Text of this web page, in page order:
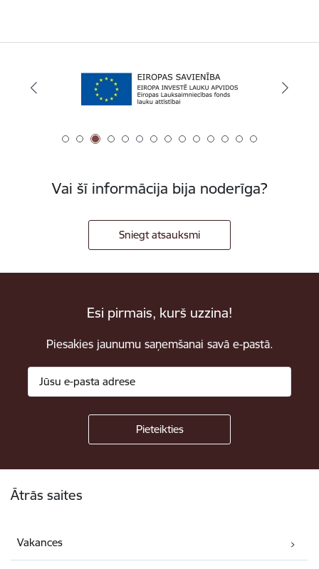
Vai šī informācija bija noderīga?
Sniegt atsauksmi
Esi pirmais, kurš uzzina!
Piesakies jaunumu saņemšanai savā e-pastā.
Ātrās saites
Vakances